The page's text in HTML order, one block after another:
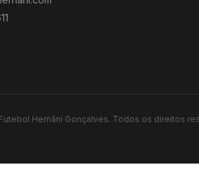
Hernâni Gonçalves. Todos os direitos